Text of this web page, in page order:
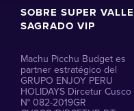
SOBRE SUPER VALLE
SAGRADO VIP
Machu Picchu Budget es
partner estratégico del
GRUPO ENJOY PERU
HOLIDAYS Dircetur Cusco
N° 082-2019GR